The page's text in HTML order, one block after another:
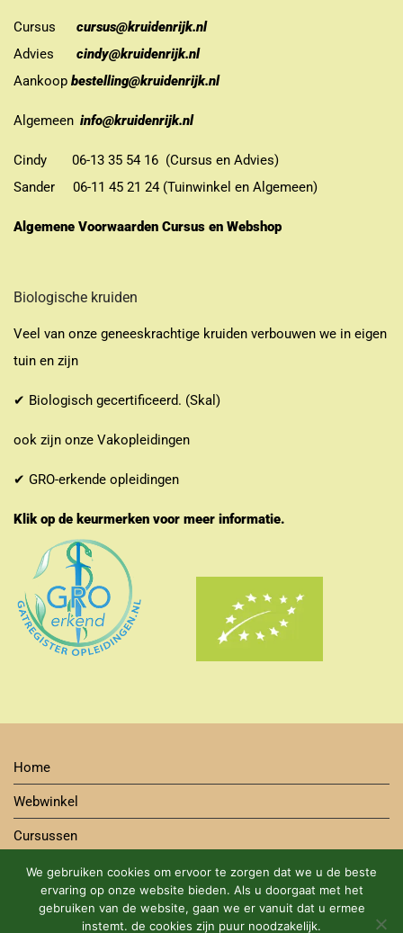
Cursus
cursus@kruidenrijk.nl
Advies
cindy@kruidenrijk.nl
Aankoop bestelling@kruidenrijk.nl
Algemeen info@kruidenrijk.nl
Cindy 06-13 35 54 16 (Cursus en Advies)
Sander 06-11 45 21 24 (Tuinwinkel en Algemeen)
Algemene Voorwaarden Cursus en Webshop
Biologische kruiden
Veel van onze geneeskrachtige kruiden verbouwen we in eigen
tuin en zijn
✔ Biologisch gecertificeerd. (Skal)
ook zijn onze Vakopleidingen
✔ GRO-erkende opleidingen
Klik op de keurmerken voor meer informatie.
Home
Webwinkel
Cursussen
Contact
Bestelwijze
We gebruiken cookies om ervoor te zorgen dat we u de beste
ervaring op onze website bieden. Als u doorgaat met het
gebruiken van de website, gaan we er vanuit dat u ermee
instemt. de cookies zijn puur noodzakelijk.